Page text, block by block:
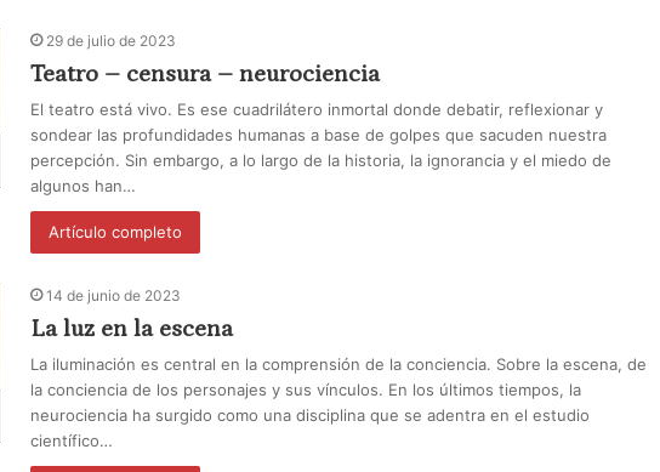
29 de julio de 2023
Teatro – censura – neurociencia
El teatro está vivo. Es ese cuadrilátero inmortal donde debatir, reflexionar y
sondear las profundidades humanas a base de golpes que sacuden nuestra
percepción. Sin embargo, a lo largo de la historia, la ignorancia y el miedo de
algunos han…
Artículo completo
14 de junio de 2023
La luz en la escena
La iluminación es central en la comprensión de la conciencia. Sobre la escena, de
la conciencia de los personajes y sus vínculos. En los últimos tiempos, la
neurociencia ha surgido como una disciplina que se adentra en el estudio
científico…